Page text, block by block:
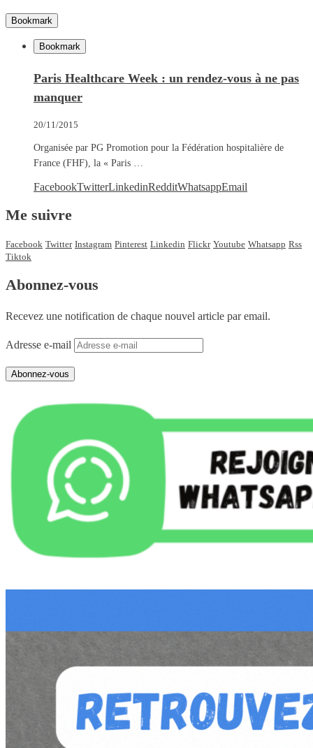
Bookmark
Bookmark
Paris Healthcare Week : un rendez-vous à ne pas
manquer
20/11/2015
Organisée par PG Promotion pour la Fédération hospitalière de
France (FHF), la « Paris …
FacebookTwitterLinkedinRedditWhatsappEmail
Me suivre
Facebook Twitter Instagram Pinterest Linkedin Flickr Youtube Whatsapp Rss
Tiktok
Abonnez-vous
Recevez une notification de chaque nouvel article par email.
Adresse e-mail
Abonnez-vous